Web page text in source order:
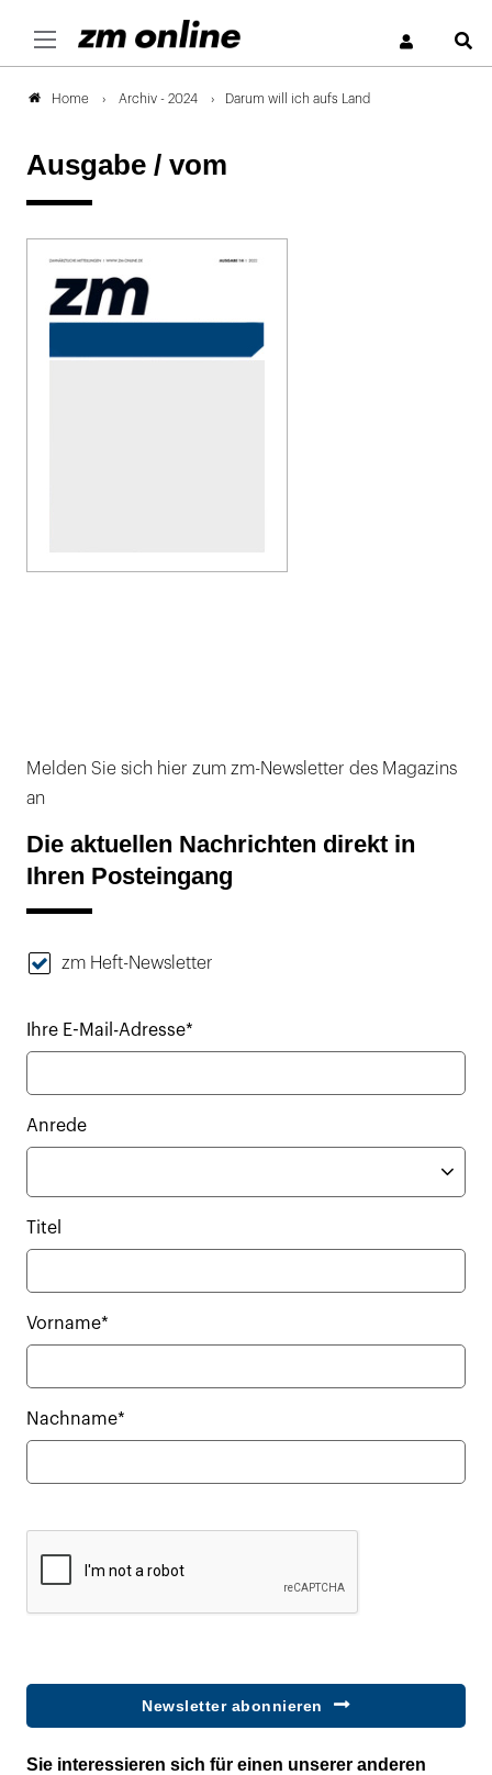
Home Archiv - 2024 Darum will ich aufs Land
Ausgabe / vom
Melden Sie sich hier zum zm-Newsletter des Magazins
an
Die aktuellen Nachrichten direkt in
Ihren Posteingang
zm Heft-Newsletter
Ihre E-Mail-Adresse*
Anrede
Titel
Vorname*
Nachname*
Newsletter abonnieren
Sie interessieren sich für einen unserer anderen